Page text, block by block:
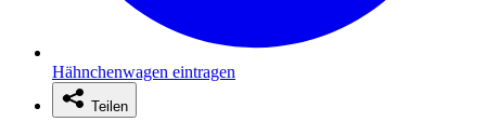
Hähnchenwagen eintragen
Teilen